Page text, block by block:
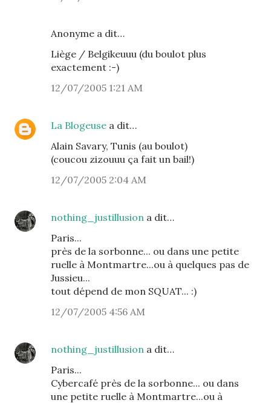
Anonyme a dit…
Liège / Belgikeuuu (du boulot plus
exactement :-)
12/07/2005 1:21 AM
La Blogeuse a dit…
Alain Savary, Tunis (au boulot)
(coucou zizouuu ça fait un bail!)
12/07/2005 2:04 AM
nothing_justillusion a dit…
Paris...
près de la sorbonne... ou dans une petite
ruelle à Montmartre...ou à quelques pas de
Jussieu...
tout dépend de mon SQUAT... :)
12/07/2005 4:56 AM
nothing_justillusion a dit…
Paris...
Cybercafé près de la sorbonne... ou dans
une petite ruelle à Montmartre...ou à